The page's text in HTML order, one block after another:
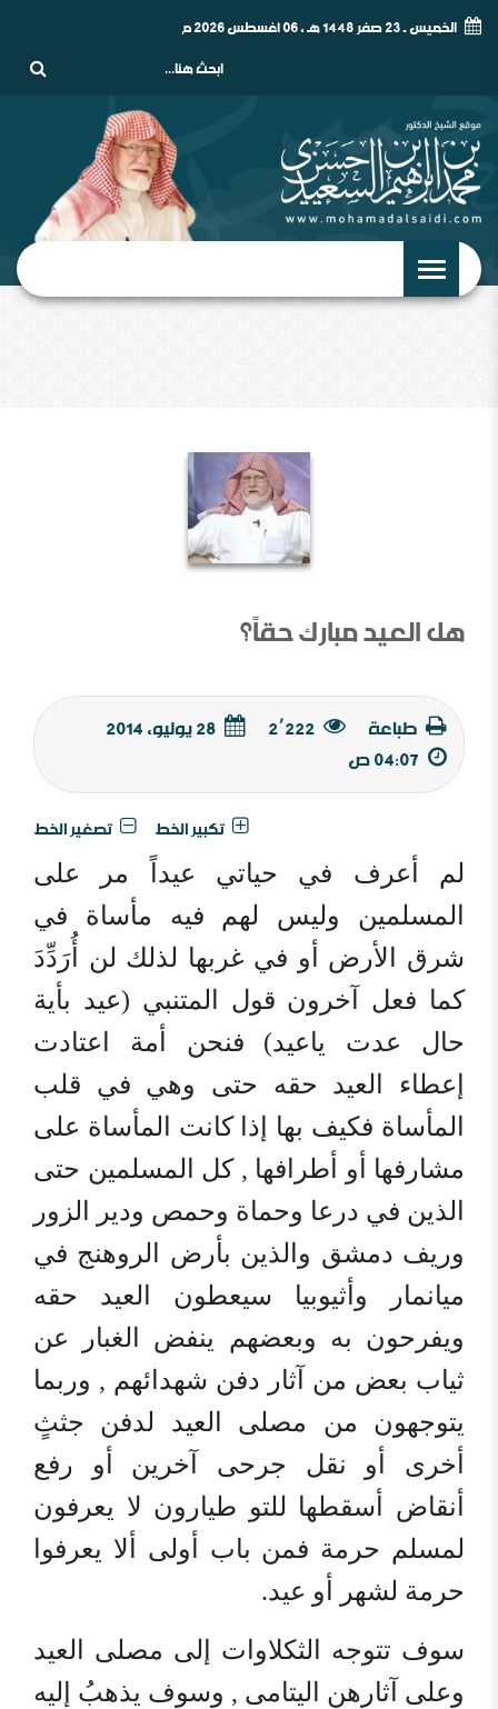
الخميس - 23 صفر 1448 هـ , 06 أغسطس 2026 م
هل العيد مبارك حقاً؟
طباعة 2٬222
تكبير الخط تصغير الخط
لم أعرف في حياتي عيداً مر على
المسلمين وليس لهم فيه مأساة في
شرق الأرض أو في غربها لذلك لن أُرَدِّدَ
كما فعل آخرون قول المتنبي (عيد بأية
حال عدت ياعيد) فنحن أمة اعتادت
إعطاء العيد حقه حتى وهي في قلب
المأساة فكيف بها إذا كانت المأساة على
مشارفها أو أطرافها , كل المسلمين حتى
الذين في درعا وحماة وحمص ودير الزور
وريف دمشق والذين بأرض الروهنج في
ميانمار وأثيوبيا سيعطون العيد حقه
ويفرحون به وبعضهم ينفض الغبار عن
ثياب بعض من آثار دفن شهدائهم , وربما
يتوجهون من مصلى العيد لدفن جثثٍ
أخرى أو نقل جرحى آخرين أو رفع
أنقاض أسقطها للتو طيارون لا يعرفون
لمسلم حرمة فمن باب أولى ألا يعرفوا
حرمة لشهر أو عيد.
سوف تتوجه الثكلاوات إلى مصلى العيد
وعلى آثارهن اليتامى , وسوف يذهبُ إليه